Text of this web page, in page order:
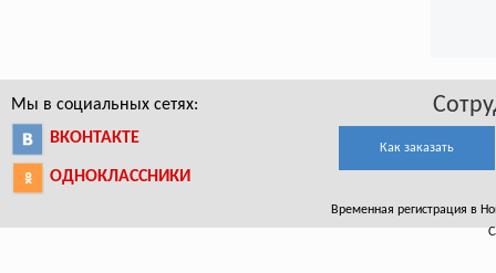
Мы в социальных сетях:
ВКОНТАКТЕ
ОДНОКЛАССНИКИ
Как заказать
Временная регистрация в